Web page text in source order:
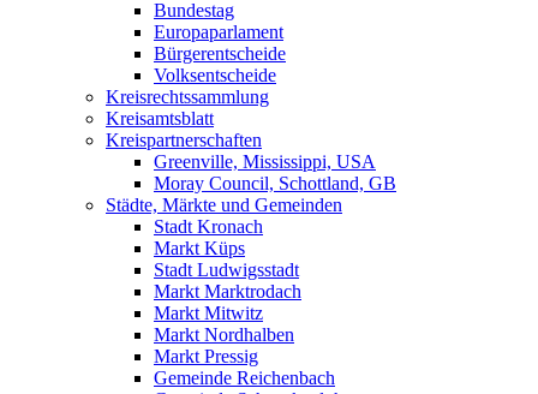
Bundestag
Europaparlament
Bürgerentscheide
Volksentscheide
Kreisrechtssammlung
Kreisamtsblatt
Kreispartnerschaften
Greenville, Mississippi, USA
Moray Council, Schottland, GB
Städte, Märkte und Gemeinden
Stadt Kronach
Markt Küps
Stadt Ludwigsstadt
Markt Marktrodach
Markt Mitwitz
Markt Nordhalben
Markt Pressig
Gemeinde Reichenbach